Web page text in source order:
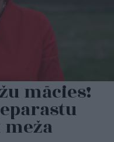
mācies!